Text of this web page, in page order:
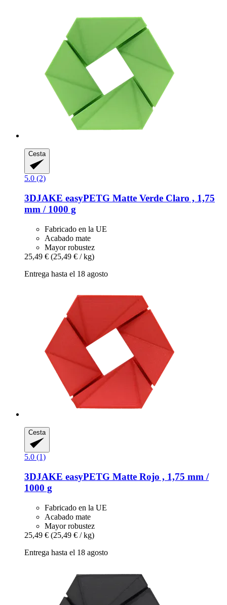
Cesta
5.0 (2)
3DJAKE easyPETG Matte Verde Claro , 1,75
mm / 1000 g
Fabricado en la UE
Acabado mate
Mayor robustez
25,49 € (25,49 € / kg)
Entrega hasta el 18 agosto
Cesta
5.0 (1)
3DJAKE easyPETG Matte Rojo , 1,75 mm /
1000 g
Fabricado en la UE
Acabado mate
Mayor robustez
25,49 € (25,49 € / kg)
Entrega hasta el 18 agosto